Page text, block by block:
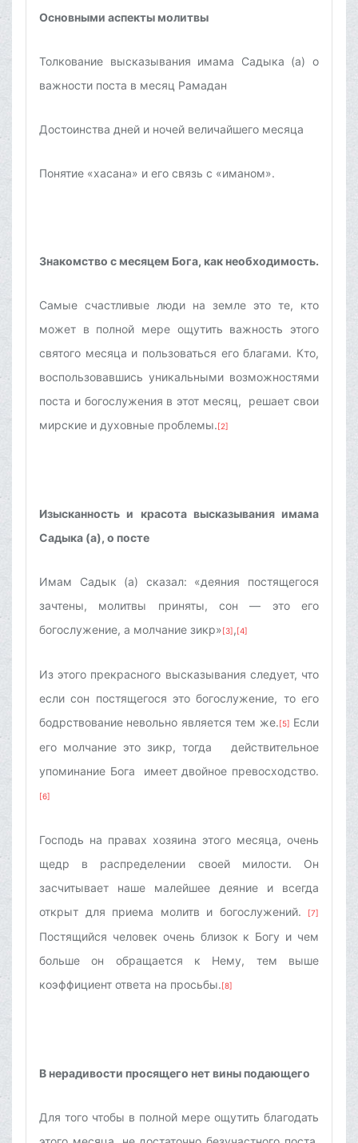
Основными аспекты молитвы
Толкование высказывания имама Садыка (а) о
важности поста в месяц Рамадан
Достоинства дней и ночей величайшего месяца
Понятие «хасана» и его связь с «иманом».
Знакомство с месяцем Бога, как необходимость.
Самые счастливые люди на земле это те, кто
может в полной мере ощутить важность этого
святого месяца и пользоваться его благами. Кто,
воспользовавшись уникальными возможностями
поста и богослужения в этот месяц, решает свои
мирские и духовные проблемы.[2]
Изысканность и красота высказывания имама
Садыка (а), о посте
Имам Садык (а) сказал: «деяния постящегося
зачтены, молитвы приняты, сон — это его
богослужение, а молчание зикр»[3],[4]
Из этого прекрасного высказывания следует, что
если сон постящегося это богослужение, то его
бодрствование невольно является тем же.[5] Если
его молчание это зикр, тогда действительное
упоминание Бога имеет двойное превосходство.
[6]
Господь на правах хозяина этого месяца, очень
щедр в распределении своей милости. Он
засчитывает наше малейшее деяние и всегда
открыт для приема молитв и богослужений.
[7]
Постящийся человек очень близок к Богу и чем
больше он обращается к Нему, тем выше
коэффициент ответа на просьбы.[8]
В нерадивости просящего нет вины подающего
Для того чтобы в полной мере ощутить благодать